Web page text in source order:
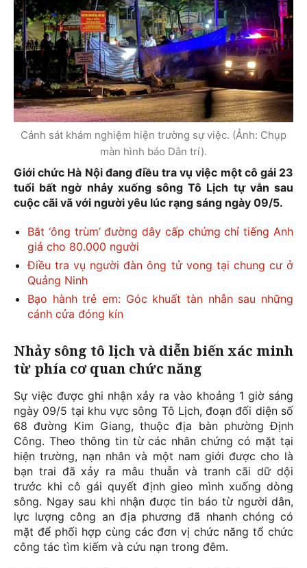
Cảnh sát khám nghiệm hiện trường sự việc. (Ảnh: Chụp
màn hình báo Dân trí).
Giới chức Hà Nội đang điều tra vụ việc một cô gái 23
tuổi bất ngờ nhảy xuống sông Tô Lịch tự vẫn sau
cuộc cãi vã với người yêu lúc rạng sáng ngày 09/5.
Bắt ‘ông trùm’ đường dây cấp chứng chỉ tiếng Anh
giả cho 80.000 người
Điều tra vụ người đàn ông tử vong tại chung cư ở
Quảng Ninh
Bạo hành trẻ em: Góc khuất tàn nhẫn sau những
cánh cửa đóng kín
Nhảy sông tô lịch và diễn biến xác minh
từ phía cơ quan chức năng
Sự việc được ghi nhận xảy ra vào khoảng 1 giờ sáng
ngày 09/5 tại khu vực sông Tô Lịch, đoạn đối diện số
68 đường Kim Giang, thuộc địa bàn phường Định
Công. Theo thông tin từ các nhân chứng có mặt tại
hiện trường, nạn nhân và một nam giới được cho là
bạn trai đã xảy ra mâu thuẫn và tranh cãi dữ dội
trước khi cô gái quyết định gieo mình xuống dòng
sông. Ngay sau khi nhận được tin báo từ người dân,
lực lượng công an địa phương đã nhanh chóng có
mặt để phối hợp cùng các đơn vị chức năng tổ chức
công tác tìm kiếm và cứu nạn trong đêm.